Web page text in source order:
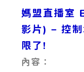
媽盟直播室
影片)– 控
限了!
內容：